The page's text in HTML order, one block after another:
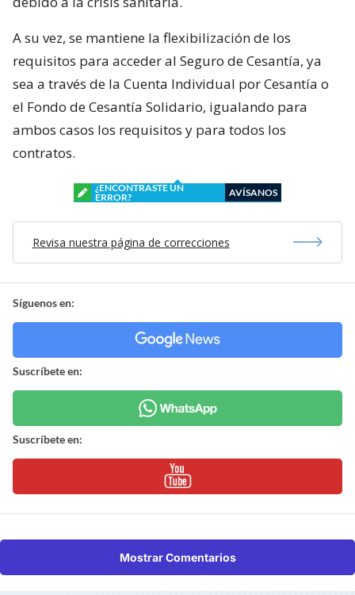
A su vez, se mantiene la flexibilización de los
requisitos para acceder al Seguro de Cesantía, ya
sea a través de la Cuenta Individual por Cesantía o
el Fondo de Cesantía Solidario, igualando para
ambos casos los requisitos y para todos los
contratos.
¿ENCONTRASTE UN
ERROR?
AVÍSANOS
Revisa nuestra página de correcciones
Síguenos en:
Suscríbete en:
Suscríbete en:
Mostrar Comentarios